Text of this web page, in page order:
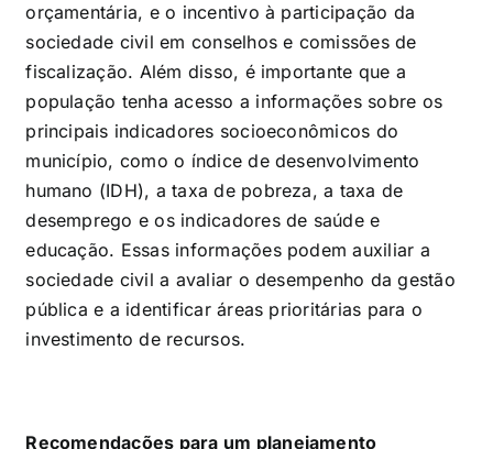
orçamentária, e o incentivo à participação da
sociedade civil em conselhos e comissões de
fiscalização. Além disso, é importante que a
população tenha acesso a informações sobre os
principais indicadores socioeconômicos do
município, como o índice de desenvolvimento
humano (IDH), a taxa de pobreza, a taxa de
desemprego e os indicadores de saúde e
educação. Essas informações podem auxiliar a
sociedade civil a avaliar o desempenho da gestão
pública e a identificar áreas prioritárias para o
investimento de recursos.
Recomendações para um planejamento